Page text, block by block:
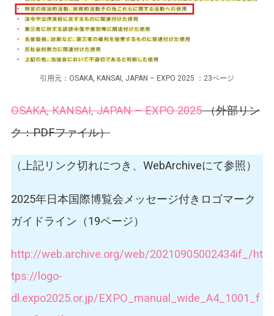
引用元：OSAKA, KANSAI, JAPAN – EXPO 2025 ：23ページ
OSAKA, KANSAI, JAPAN – EXPO 2025（外部リン
ク：PDFファイル）
（上記リンク切れにつき、WebArchiveにて参照）
2025年日本国際博覧会メッセージ付きロゴマーク
ガイドライン（19ページ）
http://web.archive.org/web/20210905002434if_/ht
tps://logo-
dl.expo2025.or.jp/EXPO_manual_wide_A4_1001_f